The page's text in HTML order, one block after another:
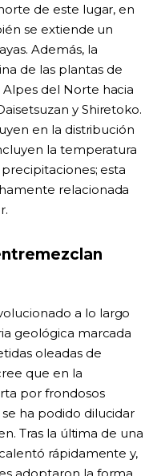
de este lugar, en
se extiende un
Además, la
de las plantas de
del Norte hacia
y Shiretoko.
en la distribución
la temperatura
esta
relacionada
a lo largo
geológica marcada
oleadas de
que en la
por frondosos
ha podido dilucidar
Tras la última de una
rápidamente y,